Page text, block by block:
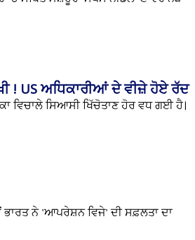
! US ਅਧਿਕਾਰੀਆਂ ਦੇ ਵੀਜ਼ੇ ਹੋਏ ਰੱਦ
ਵਿਚਾਲੇ ਸਿਆਸੀ ਖਿੱਚੋਤਾਣ ਹੋਰ ਵਧ ਗਈ ਹੈ।
ਭਾਰਤ ਨੇ 'ਆਪਰੇਸ਼ਨ ਵਿਜੇ' ਦੀ ਸਫ਼ਲਤਾ ਦਾ